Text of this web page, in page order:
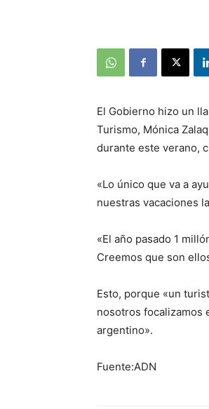
El Gobierno hizo un
Turismo, Mónica
durante este verano,
«Lo único que va a
nuestras vacaciones
«El año pasado 1
Creemos que son
Esto, porque «un
nosotros focalizamos
argentino».
Fuente:ADN